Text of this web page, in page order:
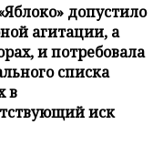
допустило
агитации, а
и потребовала
списка
в
иск